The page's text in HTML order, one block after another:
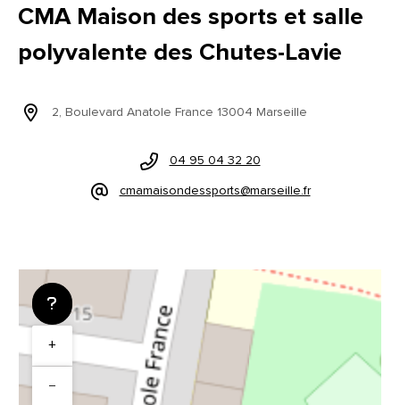
CMA Maison des sports et salle
polyvalente des Chutes-Lavie
2, Boulevard Anatole France 13004 Marseille
04 95 04 32 20
cmamaisondessports@marseille.fr
+
−